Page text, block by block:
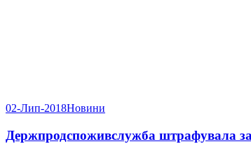
02-Лип-2018Новини
Держпродспоживслужба штрафувала